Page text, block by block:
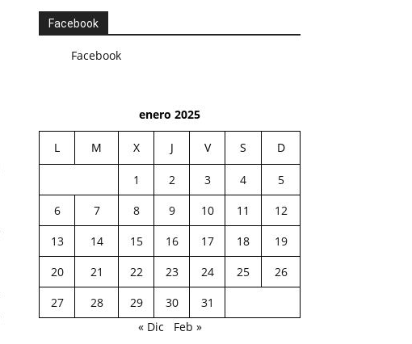
Facebook
Facebook
enero 2025
L M X J V S D
1 2 3 4
5
6
7 8 9 10 11
12
13
14 15 16 17 18
19
20
21 22 23 24 25
26
27
28 29 30
31
« Dic
Feb »